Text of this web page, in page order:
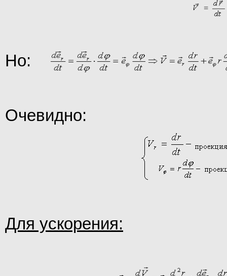
Но:
Очевидно:
Для ускорения: